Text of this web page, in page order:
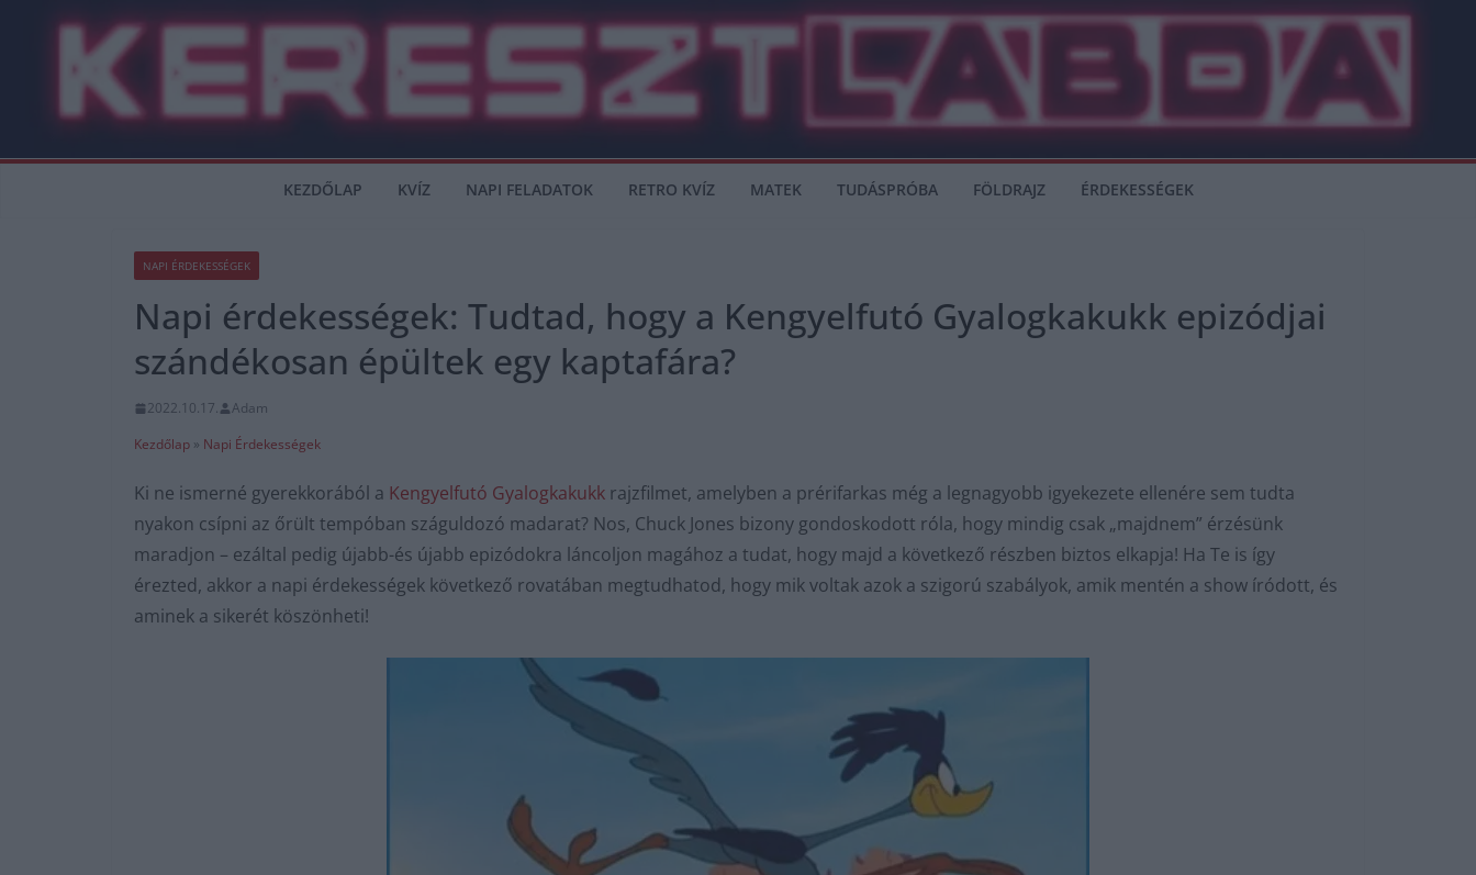
KEZDŐLAP KVÍZ NAPI FELADATOK RETRO KVÍZ MATEK TUDÁSPRÓBA FÖLDRAJZ ÉRDEKESSÉGEK
NAPI ÉRDEKESSÉGEK
Napi érdekességek: Tudtad, hogy a Kengyelfutó Gyalogkakukk epizódjai
szándékosan épültek egy kaptafára?
2022.10.17.
Adam
Kezdőlap » Napi Érdekességek
Ki ne ismerné gyerekkorából a Kengyelfutó Gyalogkakukk rajzfilmet, amelyben a prérifarkas még a legnagyobb igyekezete ellenére sem tudta
nyakon csípni az őrült tempóban száguldozó madarat? Nos, Chuck Jones bizony gondoskodott róla, hogy mindig csak „majdnem” érzésünk
maradjon – ezáltal pedig újabb-és újabb epizódokra láncoljon magához a tudat, hogy majd a következő részben biztos elkapja! Ha Te is így
érezted, akkor a napi érdekességek következő rovatában megtudhatod, hogy mik voltak azok a szigorú szabályok, amik mentén a show íródott, és
aminek a sikerét köszönheti!